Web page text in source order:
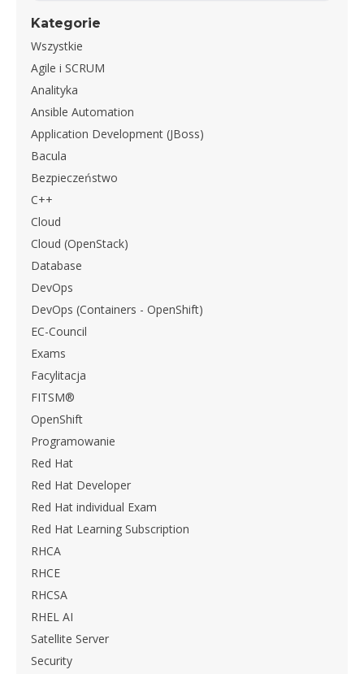
Kategorie
Wszystkie
Agile i SCRUM
Analityka
Ansible Automation
Application Development (JBoss)
Bacula
Bezpieczeństwo
C++
Cloud
Cloud (OpenStack)
Database
DevOps
DevOps (Containers - OpenShift)
EC-Council
Exams
Facylitacja
FITSM®
OpenShift
Programowanie
Red Hat
Red Hat Developer
Red Hat individual Exam
Red Hat Learning Subscription
RHCA
RHCE
RHCSA
RHEL AI
Satellite Server
Security